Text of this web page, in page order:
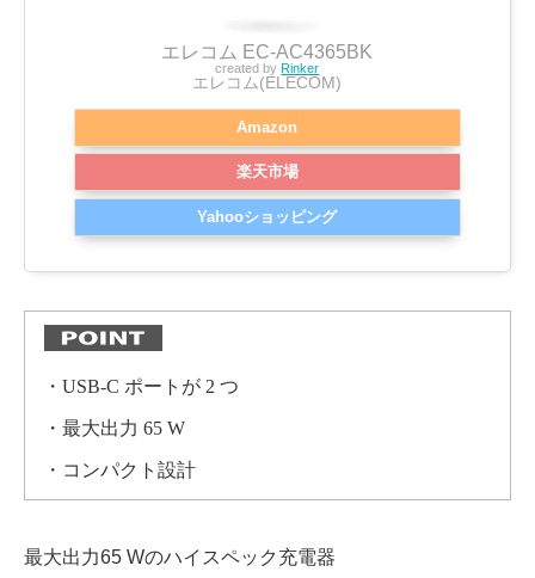
エレコム EC-AC4365BK
created by Rinker
エレコム(ELECOM)
Amazon
楽天市場
Yahooショッピング
・USB-C ポートが 2 つ
・最大出力 65 W
・コンパクト設計
最大出力65 Wのハイスペック充電器